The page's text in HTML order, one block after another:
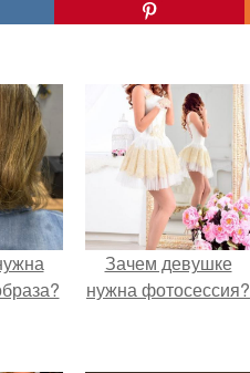
Зачем девушке
нужна фотосессия?